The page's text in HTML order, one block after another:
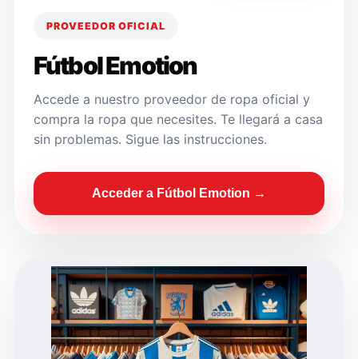
PROVEEDOR OFICIAL
Fútbol Emotion
Accede a nuestro proveedor de ropa oficial y
compra la ropa que necesites. Te llegará a casa
sin problemas. Sigue las instrucciones.
Acceder a Fútbol Emotion →